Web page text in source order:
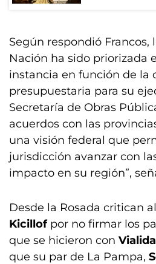
Según respondió Francos,
Nación ha sido priorizada
instancia en función de la
presupuestaria para su
Secretaría de Obras
acuerdos con las
una visión federal que
jurisdicción avanzar con
impacto en su región”,
Desde la Rosada critican
Kicillofpor no firmar los
que se hicieron con
que su par de La Pampa,